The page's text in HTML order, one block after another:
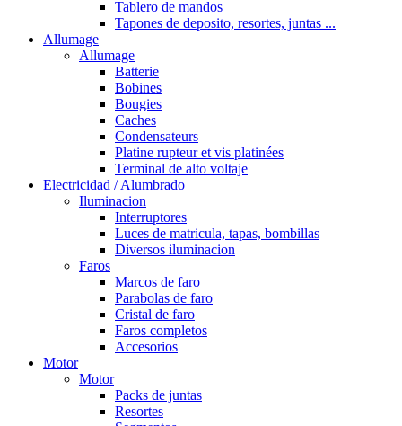
Tablero de mandos
Tapones de deposito, resortes, juntas ...
Allumage
Allumage
Batterie
Bobines
Bougies
Caches
Condensateurs
Platine rupteur et vis platinées
Terminal de alto voltaje
Electricidad / Alumbrado
Iluminacion
Interruptores
Luces de matricula, tapas, bombillas
Diversos iluminacion
Faros
Marcos de faro
Parabolas de faro
Cristal de faro
Faros completos
Accesorios
Motor
Motor
Packs de juntas
Resortes